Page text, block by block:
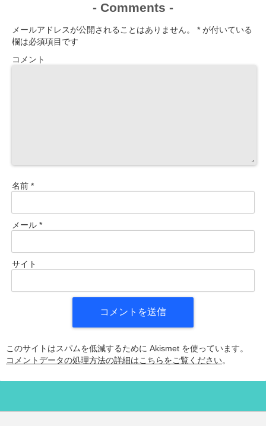
- Comments -
メールアドレスが公開されることはありません。 * が付いている
欄は必須項目です
コメント
名前 *
メール *
サイト
このサイトはスパムを低減するために Akismet を使っています。
コメントデータの処理方法の詳細はこちらをご覧ください。